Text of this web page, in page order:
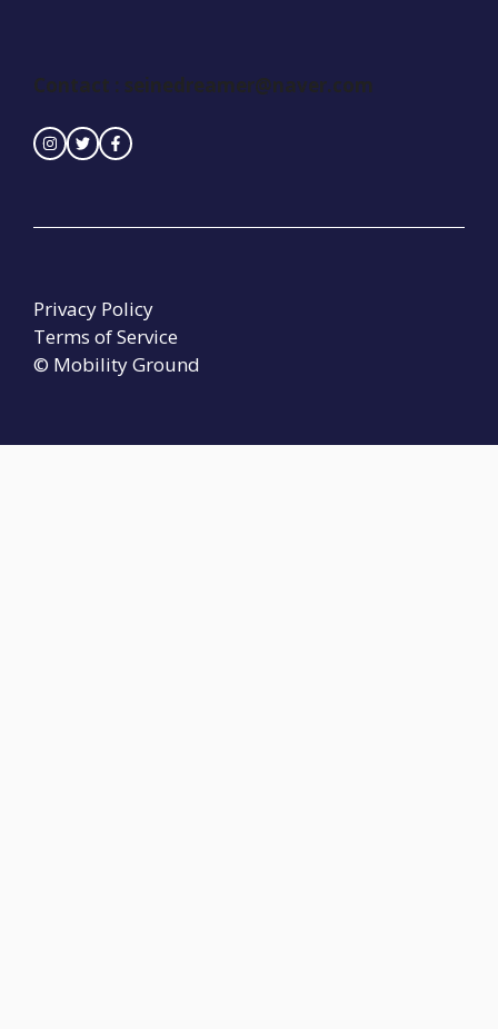
Contact : seinedreamer@naver.com
© Mobility Ground
Privacy Policy
Terms of Service